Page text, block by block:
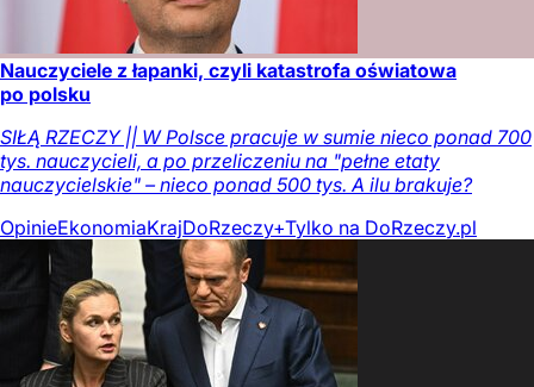
Nauczyciele z łapanki, czyli katastrofa oświatowa
po polsku
SIŁĄ RZECZY || W Polsce pracuje w sumie nieco ponad 700
tys. nauczycieli, a po przeliczeniu na "pełne etaty
nauczycielskie" – nieco ponad 500 tys. A ilu brakuje?
OpinieEkonomiaKrajDoRzeczy+Tylko na DoRzeczy.pl